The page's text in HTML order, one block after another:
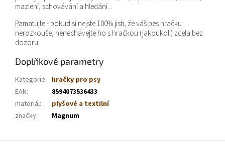
mazlení, schovávání a hledání...
Pamatujte - pokud si nejste 100% jisti, že váš pes hračku
nerozkouše, nenechávejte ho s hračkou (jakoukoli) zcela bez
dozoru.
Doplňkové parametry
Kategorie: hračky pro psy
EAN:
8594073536433
materiál:
plyšové a textilní
značky: Magnum